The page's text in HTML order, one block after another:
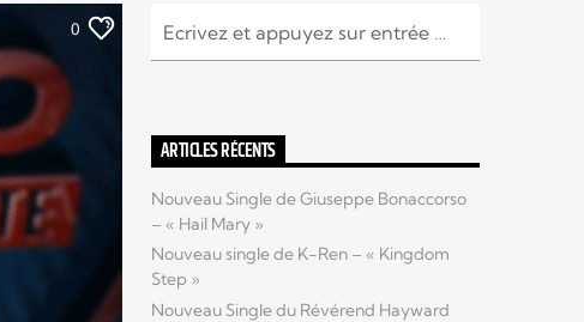
0
ARTICLES RÉCENTS
Nouveau Single de Giuseppe Bonaccorso
– « Hail Mary »
Nouveau single de K-Ren – « Kingdom
Step »
Nouveau Single du Révérend Hayward